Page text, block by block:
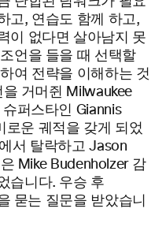
고, 연습도 함께 하고,
이 없다면 살아남지 못
언을 들을 때 선택할
여 전략을 이해하는 것
거머쥔 Milwaukee
퍼스타인 Giannis
운 궤적을 갖게 되었
서 탈락하고 Jason
Mike Budenholzer 감
습니다. 우승 후
묻는 질문을 받았습니